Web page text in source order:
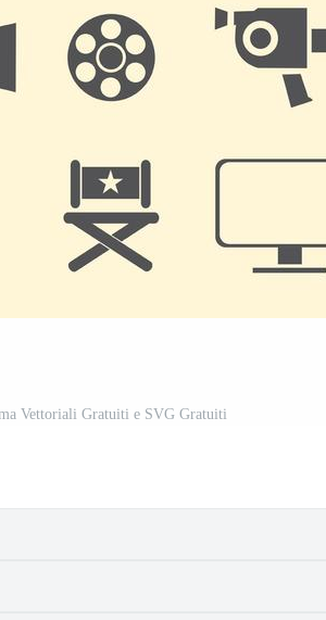
Vettoriali Gratuiti e SVG Gratuiti